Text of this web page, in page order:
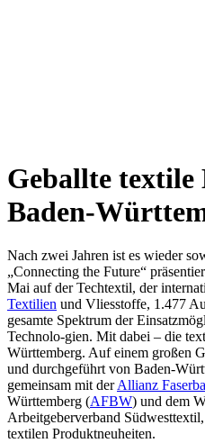
Geballte
Baden-
Nach zwei Jahren ist es wieder
„Connecting the Future“
Mai auf der Techtextil, der
Textilien und Vliesstoffe, 1.477
gesamte Spektrum der
Technolo-gien. Mit dabei – die
Württemberg. Auf einem großen
und durchgeführt von Baden-
gemeinsam mit derAllianz
Württemberg (AFBW) und dem
Arbeitgeberverband
textilen Produktneuheiten.